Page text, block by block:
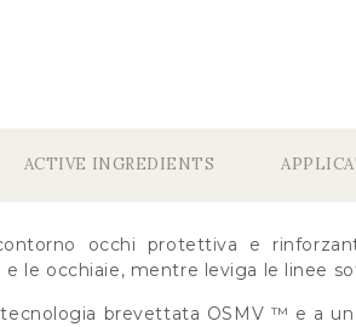
ACTIVE INGREDIENTS
occhi protettiva e
le occhiaie, mentre leviga le linee
tecnologia brevettata OSMV ™ e a